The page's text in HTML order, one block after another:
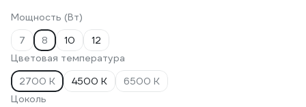
Мощность (Вт)
7
8 10
12
Цветовая температура
2700 К
4500 К
6500 К
Цоколь